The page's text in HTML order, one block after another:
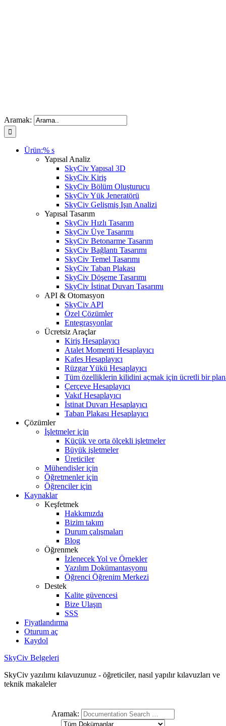
Aramak:
Ürün:% s
Yapısal Analiz
SkyCiv Yapısal 3D
SkyCiv Kiriş
SkyCiv Bölüm Oluşturucu
SkyCiv Yük Jeneratörü
SkyCiv Gelişmiş Işın Analizi
Yapısal Tasarım
SkyCiv Hızlı Tasarım
SkyCiv Üye Tasarımı
SkyCiv Betonarme Tasarım
SkyCiv Bağlantı Tasarımı
SkyCiv Temel Tasarımı
SkyCiv Taban Plakası
SkyCiv Döşeme Tasarımı
SkyCiv İstinat Duvarı Tasarımı
API & Otomasyon
SkyCiv API
Özel Çözümler
Entegrasyonlar
Ücretsiz Araçlar
Kiriş Hesaplayıcı
Atalet Momenti Hesaplayıcı
Kafes Hesaplayıcı
Rüzgar Yükü Hesaplayıcı
Tüm özelliklerin kilidini açmak için ücretli bir
Çerçeve Hesaplayıcı
Vakıf Hesaplayıcı
İstinat Duvarı Hesaplayıcı
Taban Plakası Hesaplayıcı
Çözümler
İşletmeler için
Küçük ve orta ölçekli işletmeler
Büyük işletmeler
Üreticiler
Mühendisler için
Öğretmenler için
Öğrenciler için
Kaynaklar
Keşfetmek
Hakkımızda
Bizim takım
Durum çalışmaları
Blog
Öğrenmek
İzlenecek Yol ve Örnekler
Yazılım Dokümantasyonu
Öğrenci Öğrenim Merkezi
Destek
Kalite güvencesi
Bize Ulaşın
SSS
Fiyatlandırma
Oturum aç
Kaydol
SkyCiv Belgeleri
SkyCiv yazılımı kılavuzunuz - öğreticiler, nasıl yapılır kılavuzları ve
teknik makaleler
Aramak: